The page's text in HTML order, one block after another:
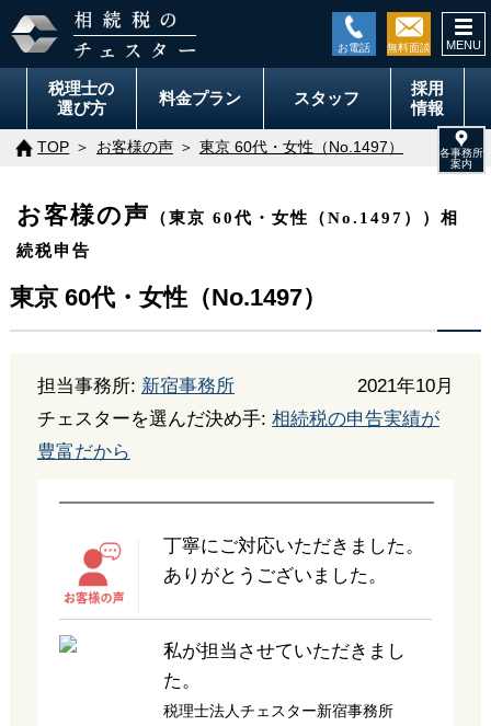
税理士の
選び方
料金プラン スタッフ
採用
情報
TOP お客様の声 東京 60代・女性（No.1497）
お客様の声
（東京 60代・女性（No.1497））相
続税申告
東京 60代・女性（No.1497）
担当事務所: 新宿事務所
2021年10月
チェスターを選んだ決め手: 相続税の申告実績が
豊富だから
丁寧にご対応いただきました。
ありがとうございました。
私が担当させていただきまし
た。
税理士法人チェスター新宿事務所